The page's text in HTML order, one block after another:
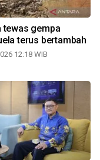
tewas gempa
terus bertambah
12:18 WIB